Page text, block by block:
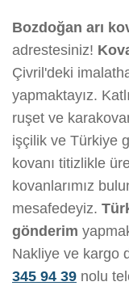
Bozdoğan arı
adrestesiniz!
Çivril'deki
yapmaktayız.
ruşet ve
işçilik ve Türkiye
kovanı titizlikle
kovanlarımız
mesafedeyiz.
gönderim
Nakliye ve kargo
345 94 39 nolu